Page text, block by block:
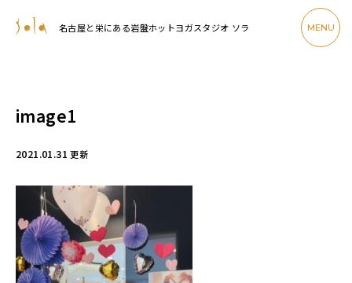
名古屋と栄にある岩盤ホットヨガスタジオ ソラ MENU
image1
2021.01.31更新